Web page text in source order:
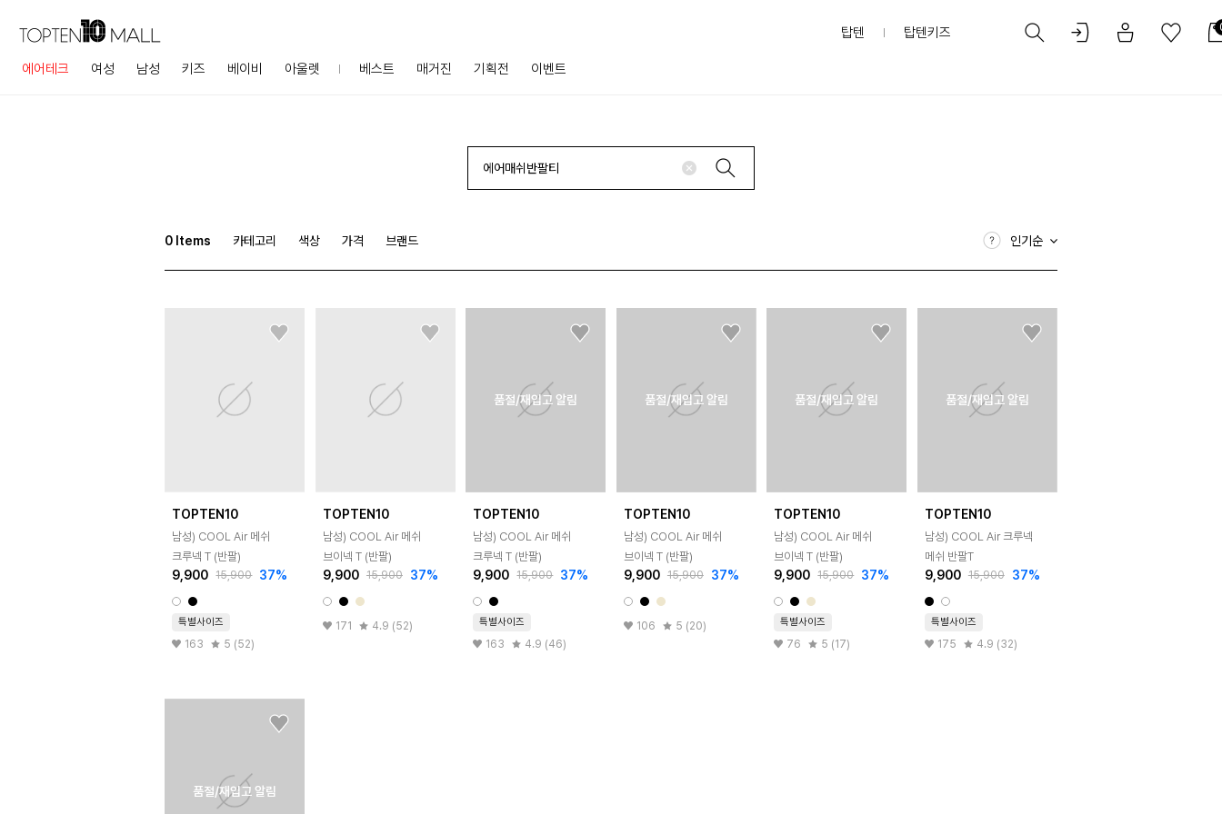
에어테크 여성 남성 키즈 베이비 아울렛 베스트 매거진 기획전 이벤트
탑텐 탑텐키즈
0 Items 카테고리 색상 가격 브랜드 인기순
TOPTEN10
남성) COOL Air 메쉬
크루넥 T (반팔)
9,900 15,900 37%
특별사이즈
163 5 (52)
TOPTEN10
남성) COOL Air 메쉬
브이넥 T (반팔)
9,900 15,900 37%
171 4.9 (52)
품절/재입고 알림
TOPTEN10
남성) COOL Air 메쉬
크루넥 T (반팔)
9,900 15,900 37%
특별사이즈
163 4.9 (46)
품절/재입고 알림
TOPTEN10
남성) COOL Air 메쉬
브이넥 T (반팔)
9,900 15,900 37%
106 5 (20)
품절/재입고 알림
TOPTEN10
남성) COOL Air 메쉬
브이넥 T (반팔)
9,900 15,900 37%
특별사이즈
76 5 (17)
품절/재입고 알림
TOPTEN10
남성) COOL Air 크루넥
메쉬 반팔T
9,900 15,900 37%
특별사이즈
175 4.9 (32)
품절/재입고 알림